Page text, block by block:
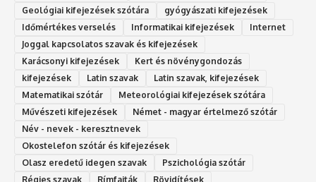
Geológiai kifejezések szótára
gyógyászati kifejezések
Időmértékes verselés
Informatikai kifejezések
Internet
Joggal kapcsolatos szavak és kifejezések
Karácsonyi kifejezések
Kert és növénygondozás
kifejezések
Latin szavak
Latin szavak, kifejezések
Matematikai szótár
Meteorológiai kifejezések szótára
Művészeti kifejezések
Német - magyar értelmező szótár
Név - nevek - keresztnevek
Okostelefon szótár és kifejezések
Olasz eredetű idegen szavak
Ps‮gólohciz‬ia s‮átóz‬r
Régies szavak
Rímfajták Rövidítések